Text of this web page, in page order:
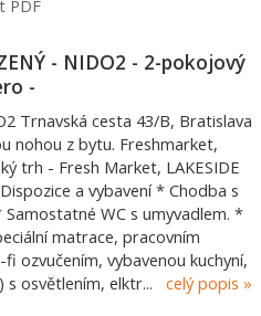
PDF
- NIDO2 - 2-pokojový
-
Trnavská cesta 43/B, Bratislava
nohou z bytu. Freshmarket,
trh - Fresh Market, LAKESIDE
a vybavení * Chodba s
WC s umyvadlem. *
matrace, pracovním
ozvučením, vybavenou kuchyní,
s osvětlením, elktr... celý popis